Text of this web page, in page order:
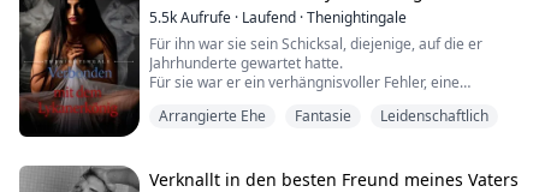
Und sie brauchten mich wirklich, denn ohne meine
Zustimmung sind sie alle dem sicheren Tod geweiht.
.
Der erste, Alexander, ist pervers und arrogant, aber
auch zart und fürs...
5.5kAufrufe · Laufend ·Thenightingale
Für ihn war sie sein Schicksal, diejenige, auf die er
Jahrhunderte gewartet hatte.
Für sie war er ein verhängnisvoller Fehler, eine
Beide waren Welten voneinander entfernt, der eine
Arrangierte Ehe Fantasie Leidenschaftlich
Verknallt in den besten Freund meines Vaters